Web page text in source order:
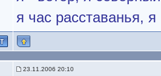
я час расставанья,
23.11.2006 20:10